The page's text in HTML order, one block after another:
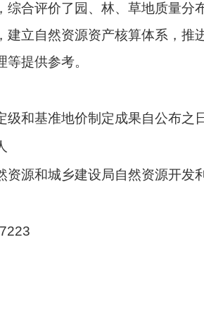
综合评价了园、林、草地质量
建立自然资源资产核算体系，
提供参考。
级和基准地价制定成果自公布之
资源和城乡建设局自然资源开